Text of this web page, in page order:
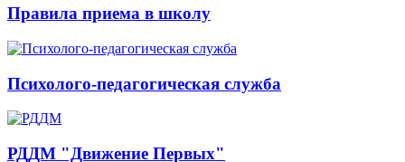
Правила приема в школу
Психолого-педагогическая служба
РДДМ "Движение Первых"